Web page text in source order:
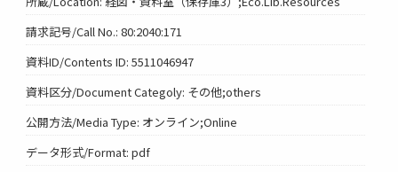
請求記号/Call No.: 80:2040:171
資料ID/Contents ID: 5511046947
資料区分/Document Categoly: その他;others
公開方法/Media Type: オンライン;Online
データ形式/Format: pdf